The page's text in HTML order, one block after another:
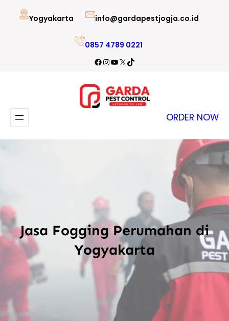
Lewati
Yogyakarta info@gardapestjogja.co.id
0857 4789 0221
Facebook
Instagram
YouTube
X TikTok
ORDER NOW
Jasa Fogging Perumahan di
Yogyakarta